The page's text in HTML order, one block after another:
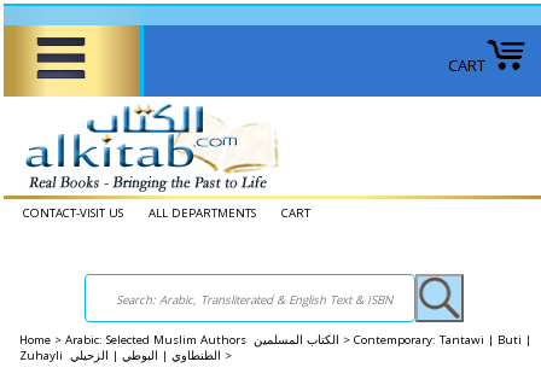
CART
CONTACT-VISIT US ALL DEPARTMENTS CART
Home > Arabic: Selected Muslim Authors الكتاب المسلمين > Contemporary: Tantawi | Buti |
Zuhayli الطنطاوي | البوطي | الزحيلي >